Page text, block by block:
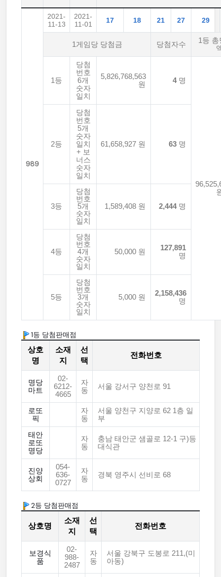
989
2021-
11-13
2021-
11-01
17 18 21 27 29
1게임당 당첨금 당첨자수
1등
1등
당첨
번호
6개
숫자
일치
5,826,768,563
원
4명
2등
당첨
번호
5개
숫자
일치
+ 보
너스
숫자
일치
61,658,927 원 63 명
3등
당첨
번호
5개
숫자
일치
1,589,408 원 2,444명
4등
당첨
번호
4개
숫자
일치
50,000 원
127,891
명
5등
당첨
번호
3개
숫자
일치
5,000 원
2,158,436
명
1등 당첨판매점
상호
명
소재
지
선
택
전화번호
명당
마트
02-
6212-
4665
자
동
서울 강서구 양천로 91
로또
픽
자
동
서울 양천구 지양로 62 1층 일
부
태안
로또
명당
자
동
충남 태안군 샘골로 12-1 구)등
대식관
진양
상회
054-
636-
0727
자
동
경북 영주시 선비로 68
2등 당첨판매점
상호명
소재
지
선
택
전화번호
보경식
품
02-
988-
2487
자
동
서울 강북구 도봉로 211,(미
아동)